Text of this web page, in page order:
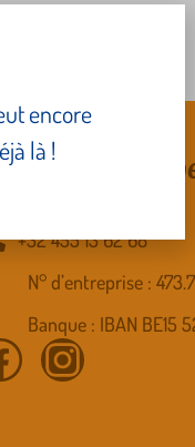
CZG –
+32 455 13 62 68
d’entreprise :
: IBAN BE15
encore
là !